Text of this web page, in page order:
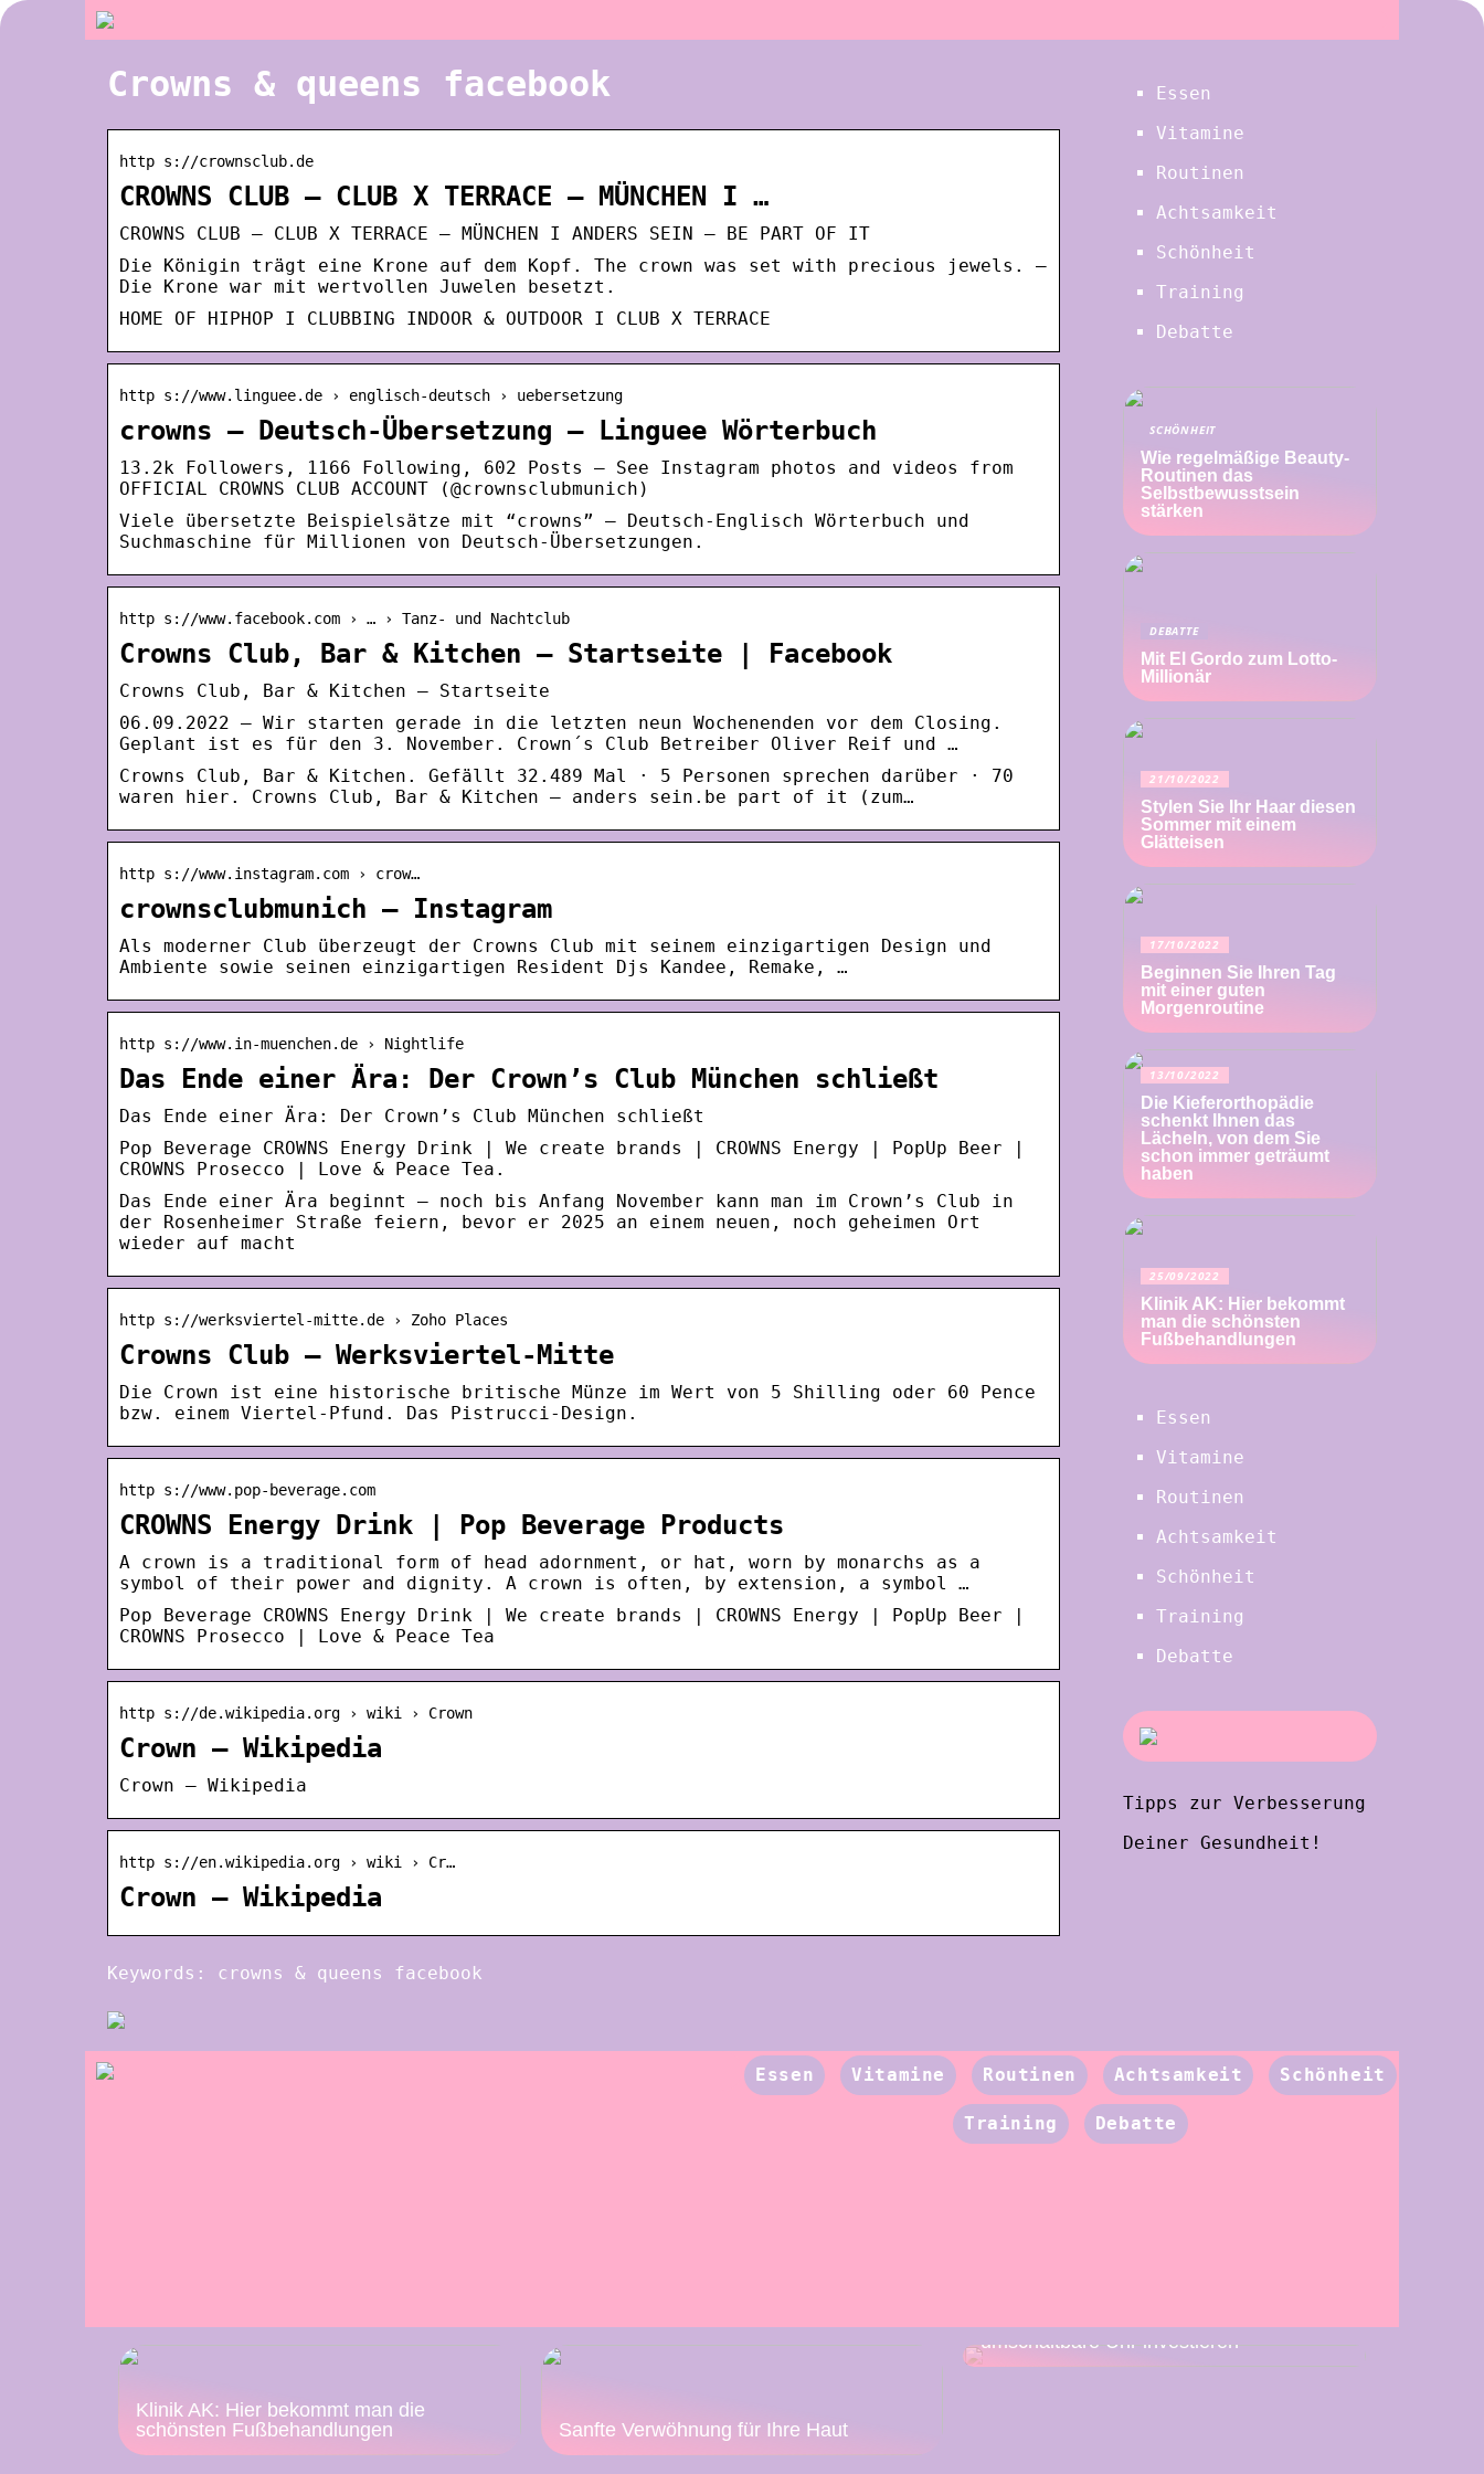
Crowns & queens facebook
http s://crownsclub.de
CROWNS CLUB – CLUB X TERRACE – MÜNCHEN I …
CROWNS CLUB – CLUB X TERRACE – MÜNCHEN I ANDERS SEIN – BE PART OF IT
Die Königin trägt eine Krone auf dem Kopf. The crown was set with precious jewels. —
Die Krone war mit wertvollen Juwelen besetzt.
HOME OF HIPHOP I CLUBBING INDOOR & OUTDOOR I CLUB X TERRACE
http s://www.linguee.de › englisch-deutsch › uebersetzung
crowns – Deutsch-Übersetzung – Linguee Wörterbuch
13.2k Followers, 1166 Following, 602 Posts – See Instagram photos and videos from
OFFICIAL CROWNS CLUB ACCOUNT (@crownsclubmunich)
Viele übersetzte Beispielsätze mit “crowns” – Deutsch-Englisch Wörterbuch und
Suchmaschine für Millionen von Deutsch-Übersetzungen.
http s://www.facebook.com › … › Tanz- und Nachtclub
Crowns Club, Bar & Kitchen – Startseite | Facebook
Crowns Club, Bar & Kitchen – Startseite
06.09.2022 — Wir starten gerade in die letzten neun Wochenenden vor dem Closing.
Geplant ist es für den 3. November. Crown´s Club Betreiber Oliver Reif und …
Crowns Club, Bar & Kitchen. Gefällt 32.489 Mal · 5 Personen sprechen darüber · 70
waren hier. Crowns Club, Bar & Kitchen – anders sein.be part of it (zum…
http s://www.instagram.com › crow…
crownsclubmunich – Instagram
Als moderner Club überzeugt der Crowns Club mit seinem einzigartigen Design und
Ambiente sowie seinen einzigartigen Resident Djs Kandee, Remake, …
http s://www.in-muenchen.de › Nightlife
Das Ende einer Ära: Der Crown’s Club München schließt
Das Ende einer Ära: Der Crown’s Club München schließt
Pop Beverage CROWNS Energy Drink | We create brands | CROWNS Energy | PopUp Beer |
CROWNS Prosecco | Love & Peace Tea.
Das Ende einer Ära beginnt – noch bis Anfang November kann man im Crown’s Club in
der Rosenheimer Straße feiern, bevor er 2025 an einem neuen, noch geheimen Ort
wieder auf macht
http s://werksviertel-mitte.de › Zoho Places
Crowns Club – Werksviertel-Mitte
Die Crown ist eine historische britische Münze im Wert von 5 Shilling oder 60 Pence
bzw. einem Viertel-Pfund. Das Pistrucci-Design.
http s://www.pop-beverage.com
CROWNS Energy Drink | Pop Beverage Products
A crown is a traditional form of head adornment, or hat, worn by monarchs as a
symbol of their power and dignity. A crown is often, by extension, a symbol …
Pop Beverage CROWNS Energy Drink | We create brands | CROWNS Energy | PopUp Beer |
CROWNS Prosecco | Love & Peace Tea
http s://de.wikipedia.org › wiki › Crown
Crown – Wikipedia
Crown – Wikipedia
http s://en.wikipedia.org › wiki › Cr…
Crown – Wikipedia
Keywords: crowns & queens facebook
Essen
Vitamine
Routinen
Achtsamkeit
Schönheit
Training
Debatte
SCHÖNHEIT
Wie regelmäßige Beauty-
Routinen das
Selbstbewusstsein
stärken
DEBATTE
Mit El Gordo zum Lotto-
Millionär
21/10/2022
Stylen Sie Ihr Haar diesen
Sommer mit einem
Glätteisen
17/10/2022
Beginnen Sie Ihren Tag
mit einer guten
Morgenroutine
13/10/2022
Die Kieferorthopädie
schenkt Ihnen das
Lächeln, von dem Sie
schon immer geträumt
haben
25/09/2022
Klinik AK: Hier bekommt
man die schönsten
Fußbehandlungen
Essen
Vitamine
Routinen
Achtsamkeit
Schönheit
Training
Debatte
Tipps zur Verbesserung
Deiner Gesundheit!
Essen Vitamine Routinen Achtsamkeit Schönheit
Training Debatte
Klinik AK: Hier bekommt man die
schönsten Fußbehandlungen
Sanfte Verwöhnung für Ihre Haut
umschaltbare Uhr investieren